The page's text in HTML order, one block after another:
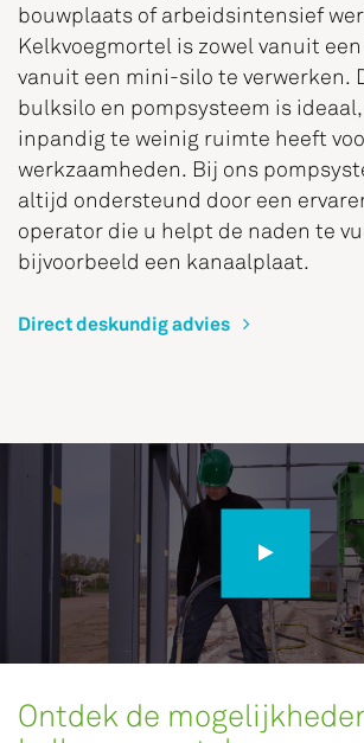
bouwplaats of arbeidsintensief
Kelkvoegmortel is zowel vanuit
vanuit een mini-silo te verwerken.
bulksilo en pompsysteem is
inpandig te weinig ruimte heeft
werkzaamheden. Bij ons
altijd ondersteund door een
operator die u helpt de naden te
bijvoorbeeld een kanaalplaat.
Direct deskundig advies
Ontdek de